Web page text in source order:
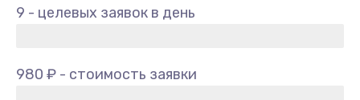
9 - целевых заявок в день
980 ₽ - стоимость заявки